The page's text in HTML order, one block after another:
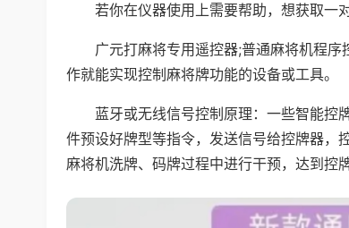
若你在仪器使用上需要帮助，想获取一
广元打麻将专用遥控器;普通麻将机程
作就能实现控制麻将牌功能的设备或工具。
蓝牙或无线信号控制原理：一些智能控
件预设好牌型等指令，发送信号给控牌器，
麻将机洗牌、码牌过程中进行干预，达到控牌